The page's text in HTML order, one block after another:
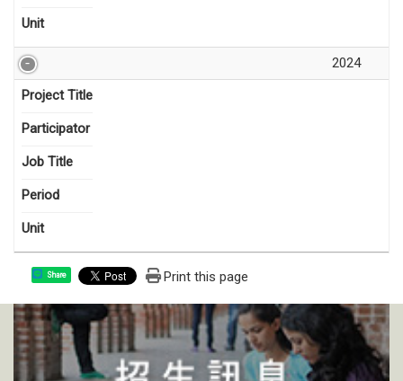
Unit
2024
Project Title
Participator
Job Title
Period
Unit
Share Print this page